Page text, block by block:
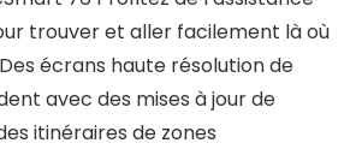
trouver et aller facilement là où
écrans haute résolution de
avec des mises à jour de
itinéraires de zones